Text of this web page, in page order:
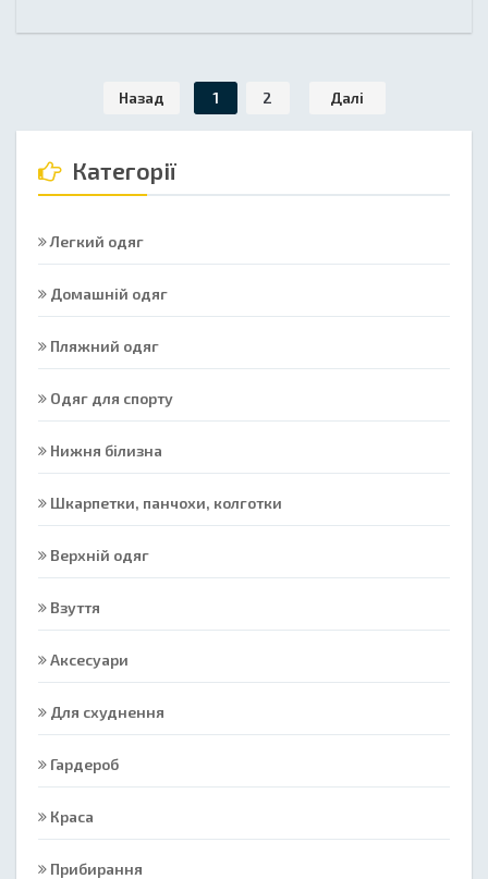
Назад 1 2 Далі
Категорії
Легкий одяг
Домашній одяг
Пляжний одяг
Одяг для спорту
Нижня білизна
Шкарпетки, панчохи, колготки
Верхній одяг
Взуття
Аксесуари
Для схуднення
Гардероб
Краса
Прибирання